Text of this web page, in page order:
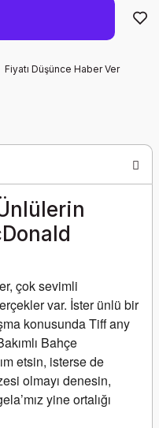
Fiyatı Düşünce Haber Ver
çok sevimli
var. İster ünlü bir
konusunda Tiff any
Bahçe
etsin, isterse de
olmayı denesin,
yine ortalığı